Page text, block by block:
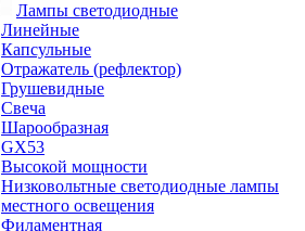
Лампы светодиодные
Линейные
Капсульные
Отражатель (рефлектор)
Грушевидные
Свеча
Шарообразная
GX53
Высокой мощности
Низковольтные светодиодные лампы
местного освещения
Филаментная